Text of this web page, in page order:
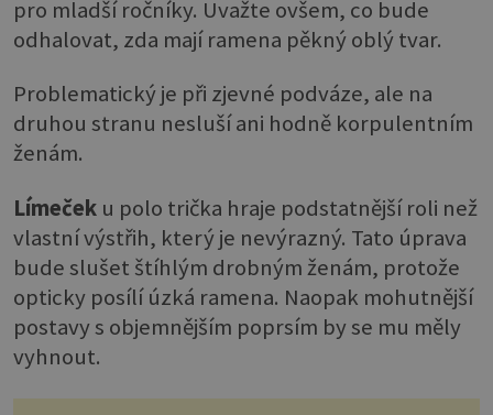
pro mladší ročníky. Uvažte ovšem, co bude
odhalovat, zda mají ramena pěkný oblý tvar.
Problematický je při zjevné podváze, ale na
druhou stranu nesluší ani hodně korpulentním
ženám.
Límeček u polo trička hraje podstatnější roli než
vlastní výstřih, který je nevýrazný. Tato úprava
bude slušet štíhlým drobným ženám, protože
opticky posílí úzká ramena. Naopak mohutnější
postavy s objemnějším poprsím by se mu měly
vyhnout.